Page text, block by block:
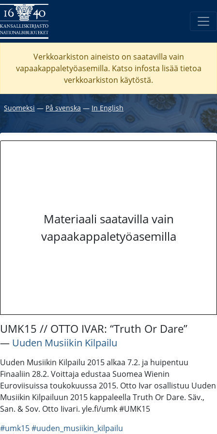
Verkkoarkiston aineisto on saatavilla vain
vapaakappaletyöasemilla. Katso infosta lisää tietoa
verkkoarkiston käytöstä.
Suomeksi ― På svenska ― In English
Materiaali saatavilla vain
vapaakappaletyöasemilla
UMK15 // OTTO IVAR: “Truth Or Dare”
― Uuden Musiikin Kilpailu
Uuden Musiikin Kilpailu 2015 alkaa 7.2. ja huipentuu
Finaaliin 28.2. Voittaja edustaa Suomea Wienin
Euroviisuissa toukokuussa 2015. Otto Ivar osallistuu Uuden
Musiikin Kilpailuun 2015 kappaleella Truth Or Dare. Säv.,
San. & Sov. Otto Iivari. yle.fi/umk #UMK15
#umk15#uuden_musiikin_kilpailu